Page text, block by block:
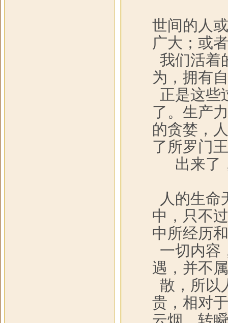
世间的人
广大；或
我们活着
为，拥有
正是这些
了。生产
的贪婪，
了所罗门
出来了
人的生命
中，只不
中所经历
一切内容
遇，并不
散，所以
贵，相对